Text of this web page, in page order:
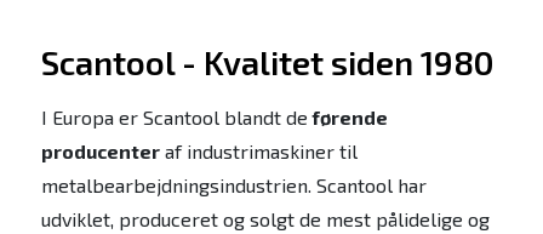
Scantool - Kvalitet siden 1980
I Europa er Scantool blandt de førende
producenteraf industrimaskiner til
metalbearbejdningsindustrien. Scantool har
udviklet, produceret og solgt de mest pålidelige og